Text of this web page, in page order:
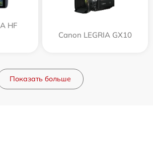
HF
Canon LEGRIA GX10
Показать больше